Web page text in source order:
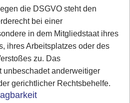
die DSGVO steht den
bei einer
in dem Mitgliedstaat ihres
ihres Arbeitsplatzes oder des
zu. Das
unbeschadet anderweitiger
gerichtlicher Rechtsbehelfe.